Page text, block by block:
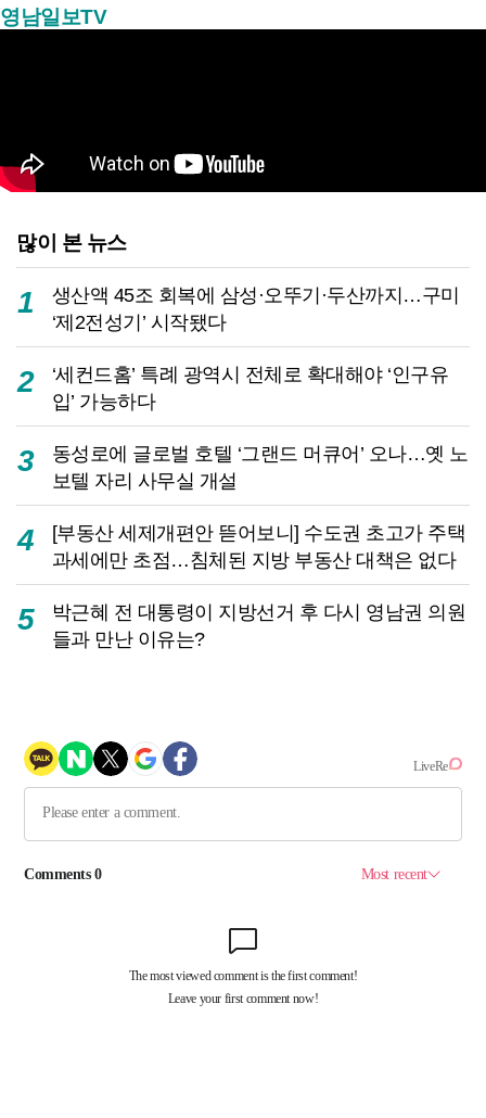
영남일보TV
많이 본 뉴스
1
생산액 45조 회복에 삼성·오뚜기·두산까지…구미
‘제2전성기’ 시작됐다
2
‘세컨드홈’ 특례 광역시 전체로 확대해야 ‘인구유
입’ 가능하다
3
동성로에 글로벌 호텔 ‘그랜드 머큐어’ 오나…옛 노
보텔 자리 사무실 개설
4
[부동산 세제개편안 뜯어보니] 수도권 초고가 주택
과세에만 초점…침체된 지방 부동산 대책은 없다
5
박근혜 전 대통령이 지방선거 후 다시 영남권 의원
들과 만난 이유는?